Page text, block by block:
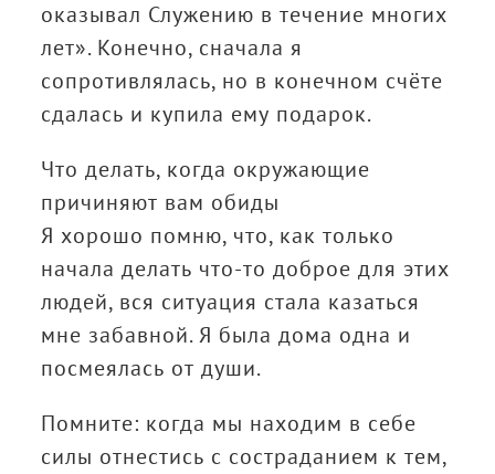
оказывал Служению в течение многих
лет». Конечно, сначала я
сопротивлялась, но в конечном счёте
сдалась и купила ему подарок.
Что делать, когда окружающие
причиняют вам обиды
Я хорошо помню, что, как только
начала делать что-то доброе для этих
людей, вся ситуация стала казаться
мне забавной. Я была дома одна и
посмеялась от души.
Помните: когда мы находим в себе
силы отнестись с состраданием к тем,